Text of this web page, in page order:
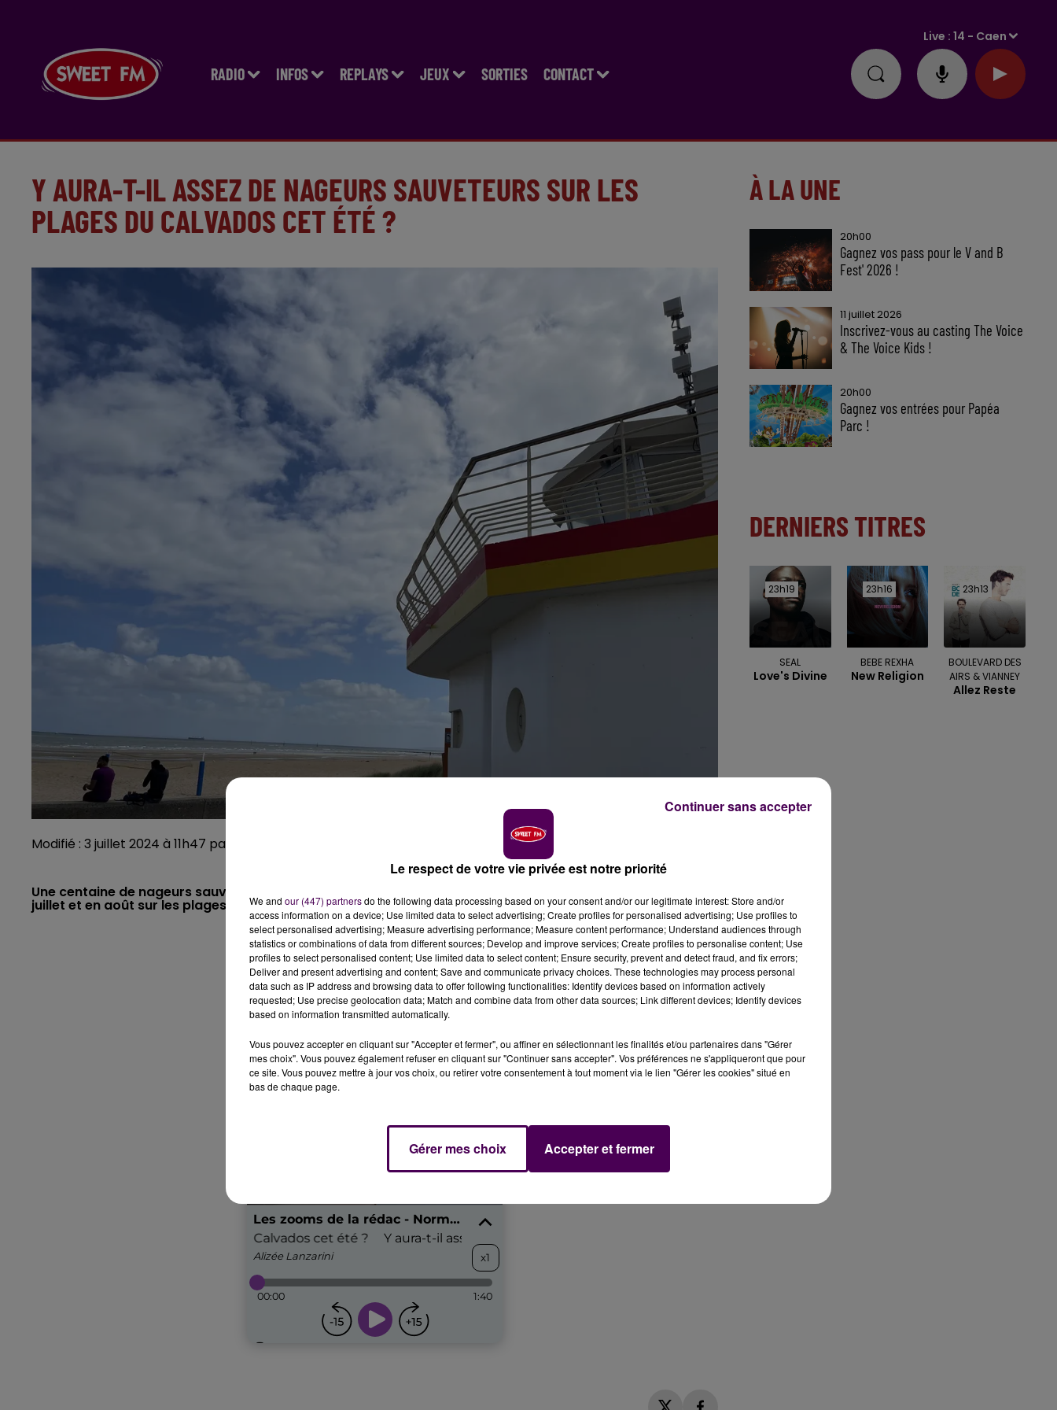
RADIO INFOS REPLAYS JEUX SORTIES CONTACT
Live :14 - Caen
Y AURA-T-IL ASSEZ DE NAGEURS SAUVETEURS SUR LES
PLAGES DU CALVADOS CET ÉTÉ ?
Modifié : 3 juillet 2024 à 11h47 par Alizée Lanzarini/ crédit photo : Sweet fm
Une centaine de nageurs sauveteurs de la Société Nationale de Sauvetage en Mer seront déployés en
juillet et en août sur les plages du Calvados. La SNSM a anticipé cette année l’effet Jeux Olympiques.
À LA UNE
20h00
Gagnez vos pass pour le V and B
Fest' 2026 !
11 juillet 2026
Inscrivez-vous au casting The Voice
& The Voice Kids !
20h00
Gagnez vos entrées pour Papéa
Parc !
DERNIERS TITRES
23h19
23h19
SEAL
Love's Divine
23h16
23h16
BEBE REXHA
New Religion
23h13
23h13
BOULEVARD DES
AIRS & VIANNEY
Allez Reste
Le respect de votre vie privée est notre priorité
We and our (447) partnersdo the following data processing based on your consent and/or our legitimate interest: Store and/or
access information on a device; Use limited data to select advertising; Create profiles for personalised advertising; Use profiles to
select personalised advertising; Measure advertising performance; Measure content performance; Understand audiences through
statistics or combinations of data from different sources; Develop and improve services; Create profiles to personalise content; Use
profiles to select personalised content; Use limited data to select content; Ensure security, prevent and detect fraud, and fix errors;
Deliver and present advertising and content; Save and communicate privacy choices. These technologies may process personal
data such as IP address and browsing data to offer following functionalities: Identify devices based on information actively
requested; Use precise geolocation data; Match and combine data from other data sources; Link different devices; Identify devices
based on information transmitted automatically.
Vous pouvez accepter en cliquant sur "Accepter et fermer", ou affiner en sélectionnant les finalités et/ou partenaires dans "Gérer
mes choix". Vous pouvez également refuser en cliquant sur "Continuer sans accepter". Vos préférences ne s'appliqueront que pour
ce site. Vous pouvez mettre à jour vos choix, ou retirer votre consentement à tout moment via le lien "Gérer les cookies" situé en
bas de chaque page.
Gérer mes choix Accepter et fermer
Continuer sans accepter